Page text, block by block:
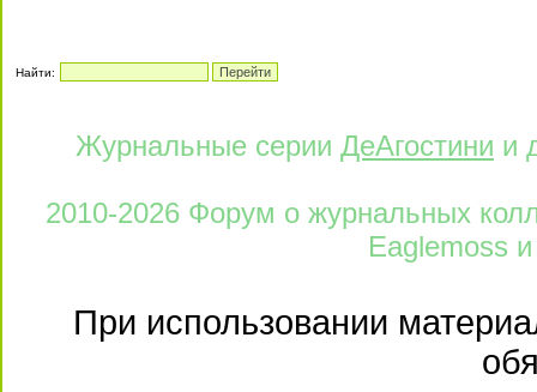
Найти:
Журнальные серии ДеАгостини и
2010-2026 Форум о журнальных
Eaglemoss и
При использовании